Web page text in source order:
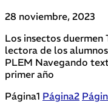
28 noviembre, 2023
Los insectos
lectora de los
PLEM Navegando
primer año
Página1 Página2